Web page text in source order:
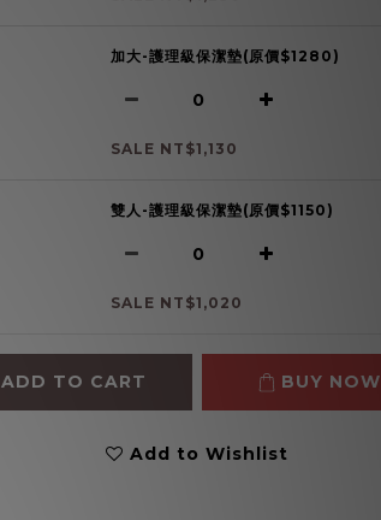
加大-護理級保潔墊(原價$1280)
SALE NT$1,130
雙人-護理級保潔墊(原價$1150)
SALE NT$1,020
ADD TO CART BUY NOW
Add to Wishlist